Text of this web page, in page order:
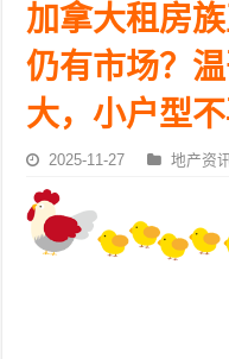
加拿大租房
仍有市场？
大，小户型不
2025-11-27 地产资